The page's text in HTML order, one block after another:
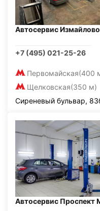
Автосервис Измайлово
+7 (495) 021-25-26
Первомайская(400
Щелковская(350 м)
Сиреневый бульвар,
Автосервис Проспект